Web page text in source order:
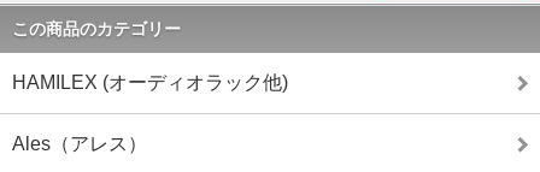
この商品のカテゴリー
HAMILEX (オーディオラック他)
Ales（アレス）